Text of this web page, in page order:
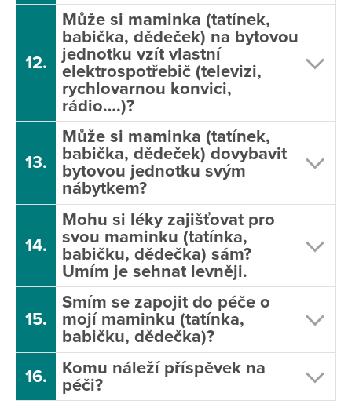
12.
Může si maminka (tatínek,
babička, dědeček) na bytovou
jednotku vzít vlastní
elektrospotřebič (televizi,
rychlovarnou konvici,
rádio….)?
13.
Může si maminka (tatínek,
babička, dědeček) dovybavit
bytovou jednotku svým
nábytkem?
14.
Mohu si léky zajišťovat pro
svou maminku (tatínka,
babičku, dědečka) sám?
Umím je sehnat levněji.
15.
Smím se zapojit do péče o
mojí maminku (tatínka,
babičku, dědečka)?
16.
Komu náleží příspěvek na
péči?